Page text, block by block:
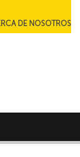
DE NOSOTROS